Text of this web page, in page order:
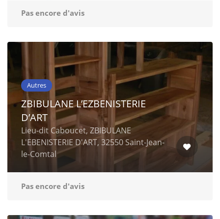
Pas encore d'avis
Autres
ZBIBULANE L’EZBENISTERIE
D’ART
Lieu-dit Caboucet, ZBIBULANE
L'EBENISTERIE D'ART, 32550 Saint-Jean-
le-Comtal
Pas encore d'avis